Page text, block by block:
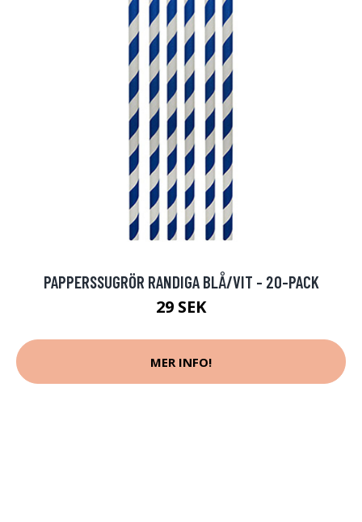
PAPPERSSUGRÖR RANDIGA BLÅ/VIT - 20-PACK
29 SEK
MER INFO!